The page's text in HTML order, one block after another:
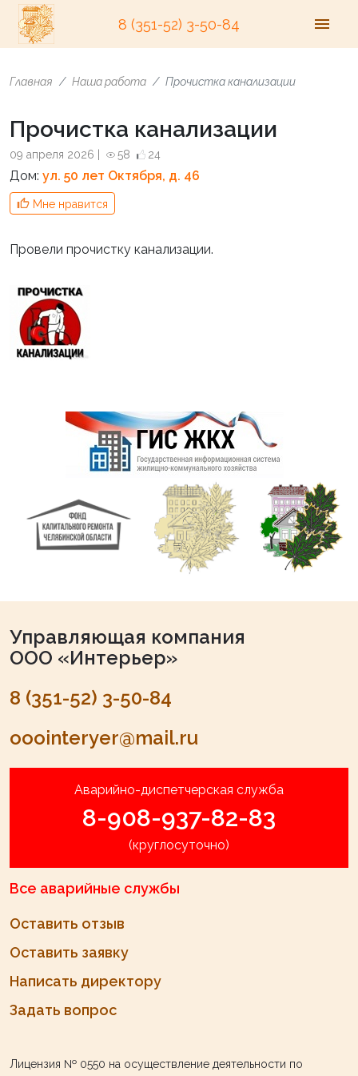
8 (351-52) 3-50-84
Главная Наша работа Прочистка канализации
Прочистка канализации
09 апреля 2026 | 58 24
Дом: ул. 50 лет Октября, д. 46
Мне нравится
Провели прочистку канализации.
Управляющая компания
ООО «Интерьер»
8 (351-52) 3-50-84
ooointeryer@mail.ru
Аварийно-диспетчерская служба
8-908-937-82-83
(круглосуточно)
Все аварийные службы
Оставить отзыв
Оставить заявку
Написать директору
Задать вопрос
Лицензия № 0550 на осуществление деятельности по